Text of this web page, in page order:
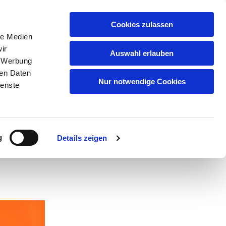
Medien
Daten
Details zeigen
Cookies zulassen
Auswahl erlauben
Nur notwendige Cookies
ÜBER UNS FAQ